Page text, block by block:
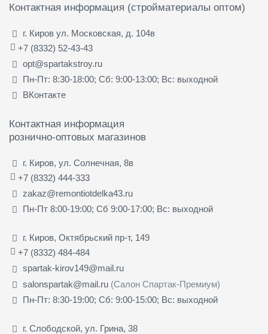
Контактная информация (стройматериалы оптом)
г. Киров ул. Московская, д. 104в
+7 (8332) 52-43-43
opt@spartakstroy.ru
Пн-Пт: 8:30-18:00; Сб: 9:00-13:00; Вс: выходной
ВКонтакте
Контактная информация
рознично-оптовых магазинов
г. Киров, ул. Солнечная, 8в
+7 (8332) 444-333
zakaz@remontiotdelka43.ru
Пн-Пт 8:00-19:00; Сб 9:00-17:00; Вс: выходной
г. Киров, Октябрьский пр-т, 149
+7 (8332) 484-484
spartak-kirov149@mail.ru
salonspartak@mail.ru (Салон Спартак-Премиум)
Пн-Пт: 8:30-19:00; Сб: 9:00-15:00; Вс: выходной
г. Слободской, ул. Грина, 38